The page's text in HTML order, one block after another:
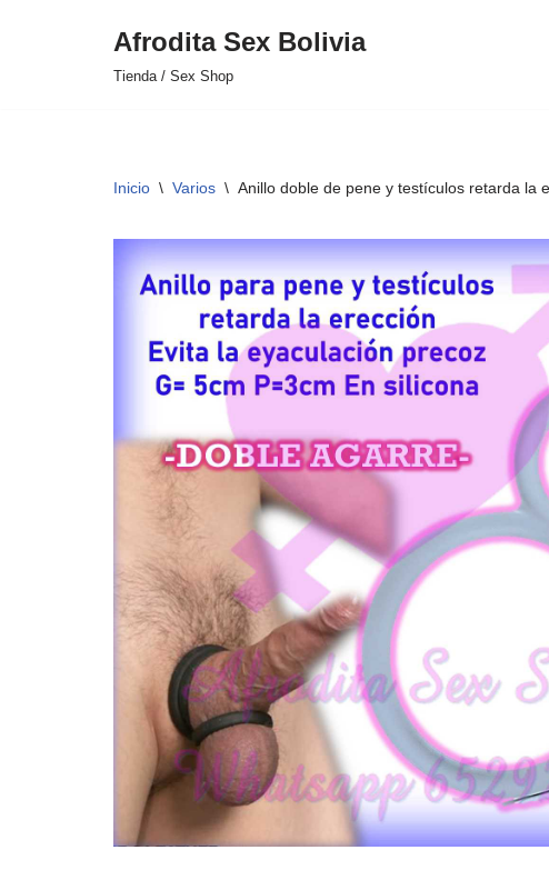
Afrodita Sex Bolivia
Tienda / Sex Shop
Inicio \ Varios \ Anillo doble de pene y testículos retarda la